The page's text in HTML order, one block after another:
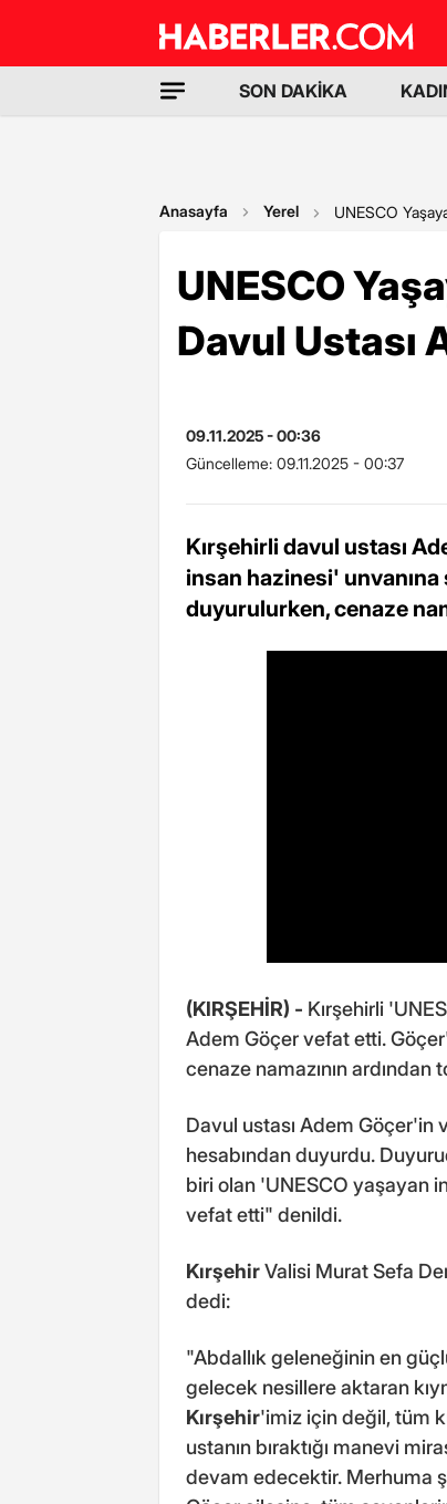
SON DAKİKA
Anasayfa Yerel UNESCO
UNESCO
Davul Ustası
09.11.2025 - 00:36
Güncelleme: 09.11.2025 - 00:37
Kırşehirli davul ustası
insan hazinesi' unvanına
duyurulurken, cenaze
(KIRŞEHİR) - Kırşehirli
Adem Göçer vefat etti.
cenaze namazının
Davul ustası Adem Göçer'in
hesabından duyurdu.
biri olan 'UNESCO yaşayan
vefat etti" denildi.
KırşehirValisi Murat Sefa
dedi:
"Abdallık geleneğinin en
gelecek nesillere aktaran
Kırşehir'imiz için değil, tüm
ustanın bıraktığı manevi
devam edecektir. Merhuma